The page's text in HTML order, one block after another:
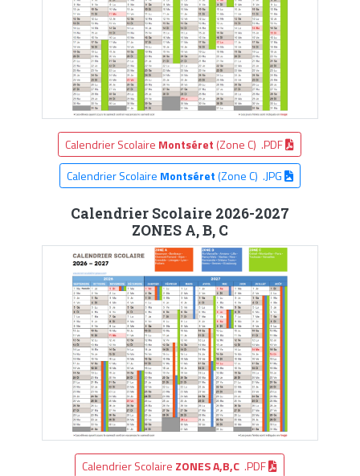
Calendrier Scolaire Montséret (Zone C) .PDF
Calendrier Scolaire Montséret(Zone C) .JPG
Calendrier Scolaire 2026-2027
ZONES A, B, C
Calendrier Scolaire ZONES A,B,C .PDF